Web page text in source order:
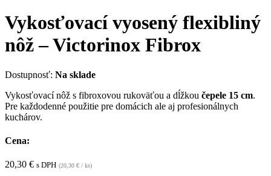
Vykosťovací vyosený flexibliný
nôž – Victorinox Fibrox
Dostupnosť: Na sklade
Vykosťovací nôž s fibroxovou rukoväťou a dĺžkou čepele 15 cm.
Pre každodenné použitie pre domácich ale aj profesionálnych
kuchárov.
Cena:
20,30 € s DPH (20,30 € / ks)